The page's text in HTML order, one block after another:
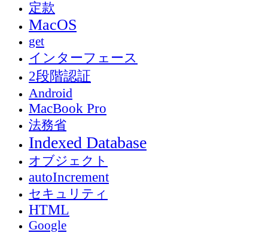
定款
MacOS
get
インターフェース
2段階認証
Android
MacBook Pro
法務省
Indexed Database
オブジェクト
autoIncrement
セキュリティ
HTML
Google